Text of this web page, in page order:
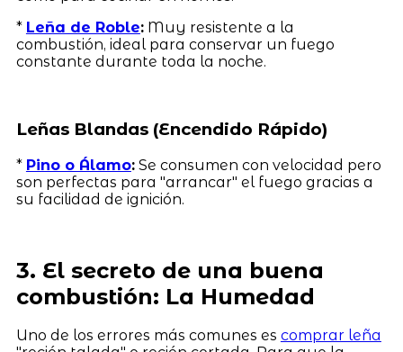
* Leña de Roble:Muy resistente a la
combustión, ideal para conservar un fuego
constante durante toda la noche.
Leñas Blandas (Encendido Rápido)
* Pino o Álamo:Se consumen con velocidad pero
son perfectas para "arrancar" el fuego gracias a
su facilidad de ignición.
3. El secreto de una buena
combustión: La Humedad
Uno de los errores más comunes es comprar leña